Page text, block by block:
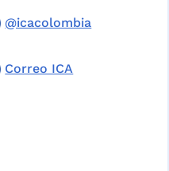
@icacolombia
Correo ICA